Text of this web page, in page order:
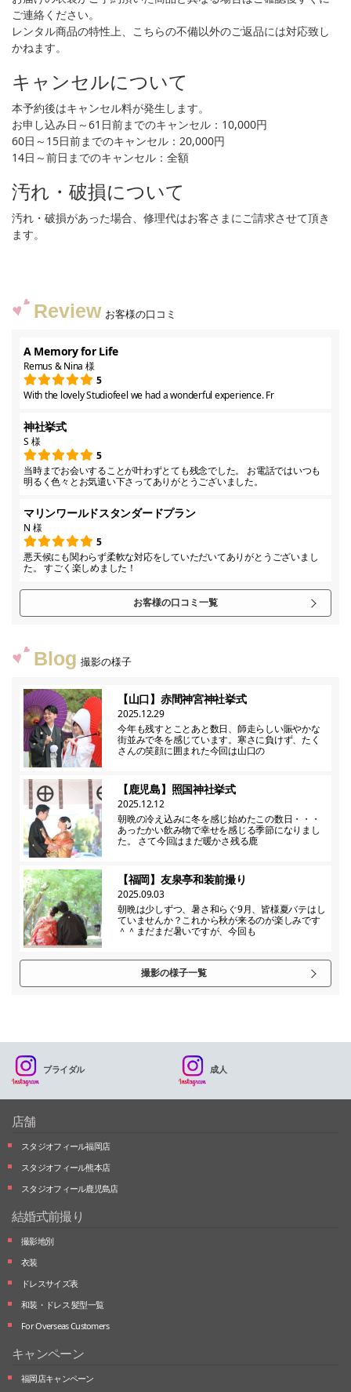
ご連絡ください。
レンタル商品の特性上、こちらの不備以外のご返品には対応致し
かねます。
キャンセルについて
本予約後はキャンセル料が発生します。
お申し込み日～61日前までのキャンセル：10,000円
60日～15日前までのキャンセル：20,000円
14日～前日までのキャンセル：全額
汚れ・破損について
汚れ・破損があった場合、修理代はお客さまにご請求させて頂き
ます。
Review お客様の口コミ
A Memory for Life
Remus & Nina 様
5
With the lovely Studiofeel we had a wonderful experience. Fr
神社挙式
S 様
5
当時までお会いすることが叶わずとても残念でした。 お電話ではいつも
明るく色々とお気遣い下さってありがとうございました。
マリンワールドスタンダードプラン
N 様
5
悪天候にも関わらず柔軟な対応をしていただいてありがとうございまし
た。 すごく楽しめました！
お客様の口コミ一覧
Blog 撮影の様子
【山口】赤間神宮神社挙式
2025.12.29
今年も残すとことあと数日、師走らしい賑やかな
街並みで冬を感じています。寒さに負けず、たく
さんの笑顔に囲まれた今回は山口の
【鹿児島】照国神社挙式
2025.12.12
朝晩の冷え込みに冬を感じ始めたこの数日・・・
あったかい飲み物で幸せを感じる季節になりまし
た。 さて今回はまだ暖かさ残る鹿
【福岡】友泉亭和装前撮り
2025.09.03
朝晩は少しずつ、暑さ和らぐ9月、皆様夏バテはし
ていませんか？これから秋が来るのが楽しみです
＾＾まだまだ暑いですが、今回も
撮影の様子一覧
ブライダル 成人
店舗
スタジオフィール福岡店
スタジオフィール熊本店
スタジオフィール鹿児島店
結婚式前撮り
撮影地別
衣装
ドレスサイズ表
和装・ドレス 髪型一覧
For Overseas Customers
キャンペーン
福岡店キャンペーン